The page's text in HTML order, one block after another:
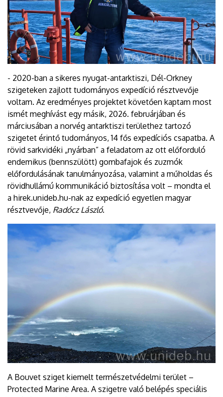
- 2020-ban a sikeres nyugat-antarktiszi, Dél-Orkney
szigeteken zajlott tudományos expedíció résztvevője
voltam. Az eredményes projektet követően kaptam most
ismét meghívást egy másik, 2026. februárjában és
márciusában a norvég antarktiszi területhez tartozó
szigetet érintő tudományos, 14 fős expedíciós csapatba. A
rövid sarkvidéki „nyárban” a feladatom az ott előforduló
endemikus (bennszülött) gombafajok és zuzmók
előfordulásának tanulmányozása, valamint a műholdas és
rövidhullámú kommunikáció biztosítása volt – mondta el
a hirek.unideb.hu-nak az expedíció egyetlen magyar
résztvevője, Radócz László.
A Bouvet sziget kiemelt természetvédelmi terület –
Protected Marine Area. A szigetre való belépés speciális